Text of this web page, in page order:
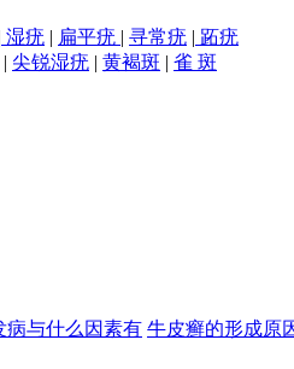
湿疣 | 扁平疣 | 寻常疣 | 跖疣
| 尖锐湿疣 | 黄褐斑 | 雀 斑
病与什么因素有 牛皮癣的形成原